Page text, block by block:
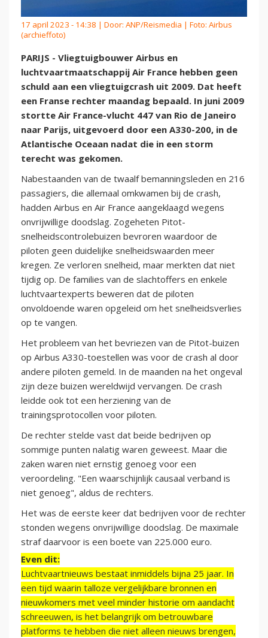
17 april 2023 - 14:38 | Door: ANP/Reismedia | Foto: Airbus
(archieffoto)
PARIJS - Vliegtuigbouwer Airbus en
luchtvaartmaatschappij Air France hebben geen
schuld aan een vliegtuigcrash uit 2009. Dat heeft
een Franse rechter maandag bepaald. In juni 2009
stortte Air France-vlucht 447 van Rio de Janeiro
naar Parijs, uitgevoerd door een A330-200, in de
Atlantische Oceaan nadat die in een storm
terecht was gekomen.
Nabestaanden van de twaalf bemanningsleden en 216
passagiers, die allemaal omkwamen bij de crash,
hadden Airbus en Air France aangeklaagd wegens
onvrijwillige doodslag. Zogeheten Pitot-
snelheidscontrolebuizen bevroren waardoor de
piloten geen duidelijke snelheidswaarden meer
kregen. Ze verloren snelheid, maar merkten dat niet
tijdig op. De families van de slachtoffers en enkele
luchtvaartexperts beweren dat de piloten
onvoldoende waren opgeleid om het snelheidsverlies
op te vangen.
Het probleem van het bevriezen van de Pitot-buizen
op Airbus A330-toestellen was voor de crash al door
andere piloten gemeld. In de maanden na het ongeval
zijn deze buizen wereldwijd vervangen. De crash
leidde ook tot een herziening van de
trainingsprotocollen voor piloten.
De rechter stelde vast dat beide bedrijven op
sommige punten nalatig waren geweest. Maar die
zaken waren niet ernstig genoeg voor een
veroordeling. "Een waarschijnlijk causaal verband is
niet genoeg", aldus de rechters.
Het was de eerste keer dat bedrijven voor de rechter
stonden wegens onvrijwillige doodslag. De maximale
straf daarvoor is een boete van 225.000 euro.
Even dit:
Luchtvaartnieuws bestaat inmiddels bijna 25 jaar. In
een tijd waarin talloze vergelijkbare bronnen en
nieuwkomers met veel minder historie om aandacht
schreeuwen, is het belangrijk om betrouwbare
platforms te hebben die niet alleen nieuws brengen,